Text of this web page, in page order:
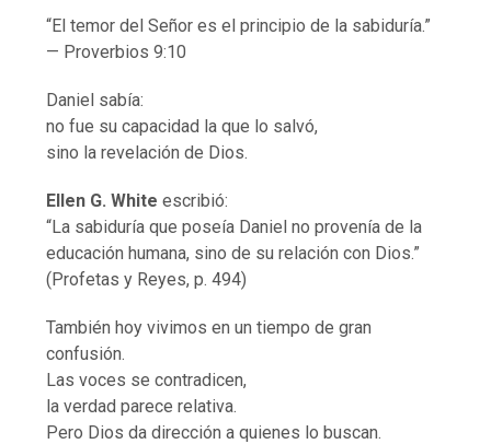
“El temor del Señor es el principio de la sabiduría.”
— Proverbios 9:10
Daniel sabía:
no fue su capacidad la que lo salvó,
sino la revelación de Dios.
Ellen G. White escribió:
“La sabiduría que poseía Daniel no provenía de la
educación humana, sino de su relación con Dios.”
(Profetas y Reyes, p. 494)
También hoy vivimos en un tiempo de gran
confusión.
Las voces se contradicen,
la verdad parece relativa.
Pero Dios da dirección a quienes lo buscan.